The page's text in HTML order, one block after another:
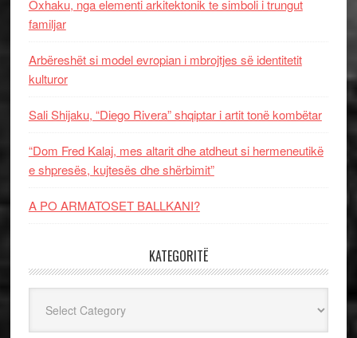
Oxhaku, nga elementi arkitektonik te simboli i trungut
familjar
Arbëreshët si model evropian i mbrojtjes së identitetit
kulturor
Sali Shijaku, “Diego Rivera” shqiptar i artit tonë kombëtar
“Dom Fred Kalaj, mes altarit dhe atdheut si hermeneutikë
e shpresës, kujtesës dhe shërbimit”
A PO ARMATOSET BALLKANI?
KATEGORITË